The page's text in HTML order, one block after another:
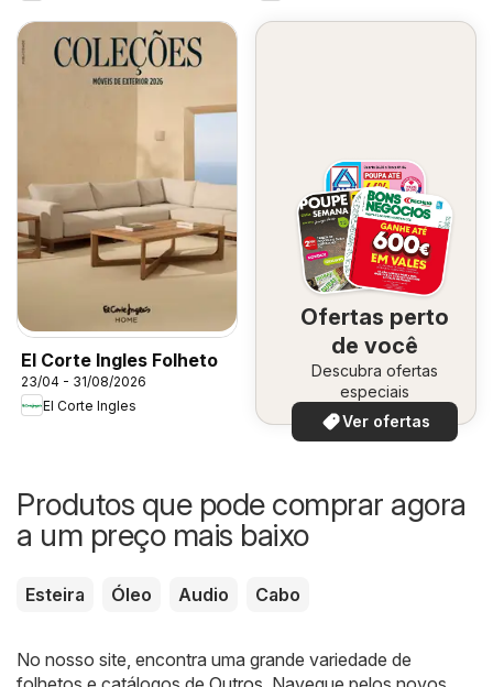
El Corte Ingles Folheto
23/04 - 31/08/2026
El Corte Ingles
Ofertas perto
de você
Descubra ofertas
especiais
Ver ofertas
Produtos que pode comprar agora
a um preço mais baixo
Esteira Óleo Audio Cabo
No nosso site, encontra uma grande variedade de